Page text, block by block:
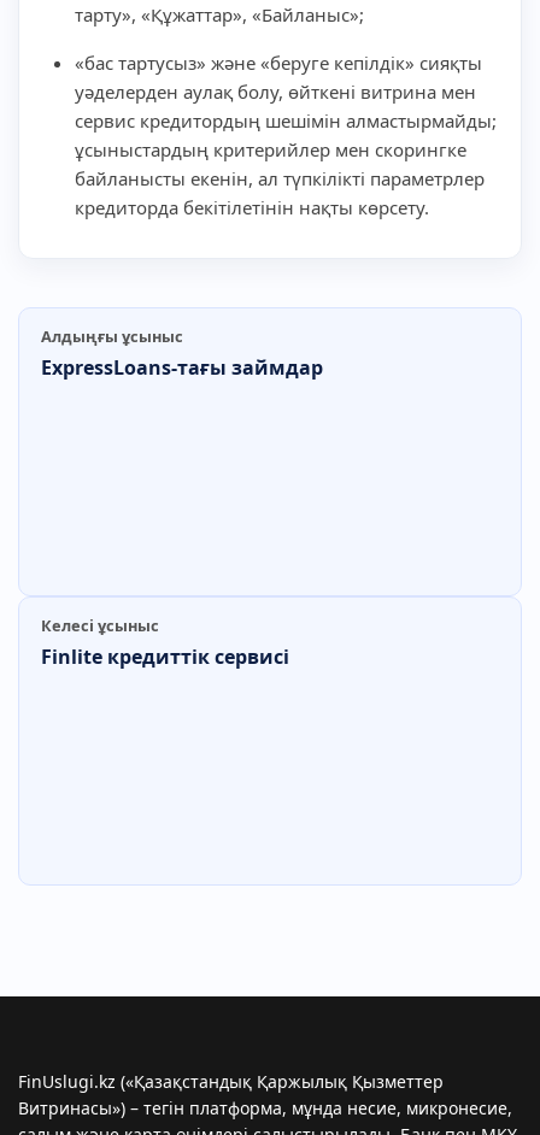
тарту», «Құжаттар», «Байланыс»;
«бас тартусыз» және «беруге кепілдік» сияқты
уәделерден аулақ болу, өйткені витрина мен
сервис кредитордың шешімін алмастырмайды;
ұсыныстардың критерийлер мен скорингке
байланысты екенін, ал түпкілікті параметрлер
кредиторда бекітілетінін нақты көрсету.
Алдыңғы ұсыныс
ExpressLoans-тағы займдар
Келесі ұсыныс
Finlite кредиттік сервисі
FinUslugi.kz («Қазақстандық Қаржылық Қызметтер
Витринасы») – тегін платформа, мұнда несие, микронесиe,